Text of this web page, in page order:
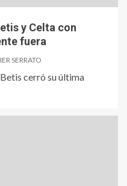
y Celta con
fuera
SERRATO
cerró su última